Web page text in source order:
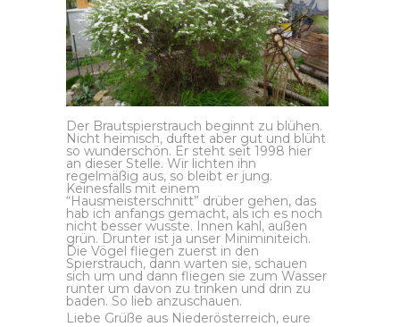
Der Brautspierstrauch beginnt zu blühen.
Nicht heimisch, duftet aber gut und blüht
so wunderschön. Er steht seit 1998 hier
an dieser Stelle. Wir lichten ihn
regelmäßig aus, so bleibt er jung.
Keinesfalls mit einem
“Hausmeisterschnitt” drüber gehen, das
hab ich anfangs gemacht, als ich es noch
nicht besser wusste. Innen kahl, außen
grün. Drunter ist ja unser Miniminiteich.
Die Vögel fliegen zuerst in den
Spierstrauch, dann warten sie, schauen
sich um und dann fliegen sie zum Wasser
runter um davon zu trinken und drin zu
baden. So lieb anzuschauen.
Liebe Grüße aus Niederösterreich, eure